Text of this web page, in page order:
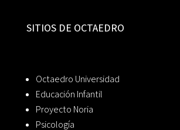
SITIOS DE OCTAEDRO
Octaedro Universidad
Educación Infantil
Proyecto Noria
Psicología